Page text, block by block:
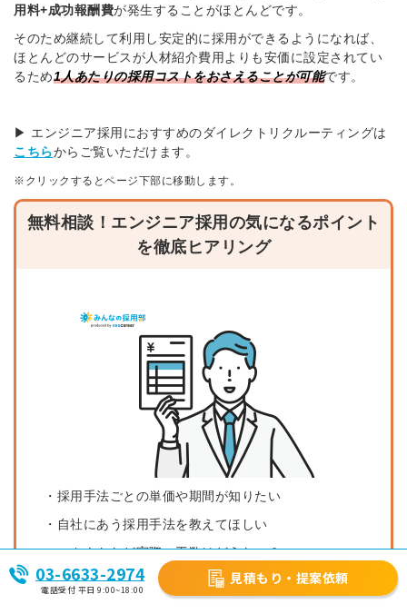
用料+成功報酬費が発生することがほとんどです。
そのため継続して利用し安定的に採用ができるようになれば、
ほとんどのサービスが人材紹介費用よりも安価に設定されてい
るため1人あたりの採用コストをおさえることが可能です。
▶ エンジニア採用におすすめのダイレクトリクルーティングは
こちらからご覧いただけます。
※クリックするとページ下部に移動します。
無料相談！エンジニア採用の気になるポイント
を徹底ヒアリング
・採用手法ごとの単価や期間が知りたい
・自社にあう採用手法を教えてほしい
・スカウトなど実際の工数はどうなの？
無料相談はこちら
03-6633-2974
電話受付 平日 9:00~18:00
見積もり・提案依頼